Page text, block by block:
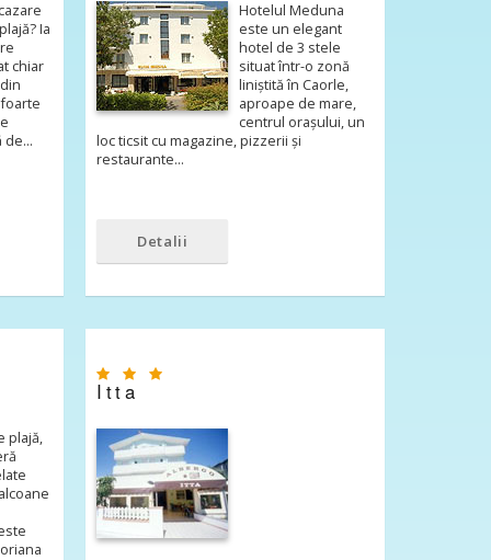
Ia
chiar
de…
Hotelul Meduna
este un elegant
hotel de 3 stele
situat într-o zonă
liniștită în Caorle,
aproape de mare,
centrul orașului, un
loc ticsit cu magazine, pizzerii și
restaurante…
Detalii
plajă,
Itta